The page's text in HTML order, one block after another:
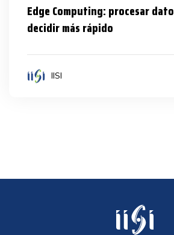
Edge Computing: procesar
decidir más rápido
IISI